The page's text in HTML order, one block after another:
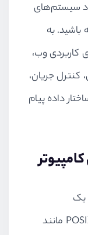
سیستم‌های
باشید. به
کاربردی وب،
کنترل جریان،
داده پیام
یک
مانند